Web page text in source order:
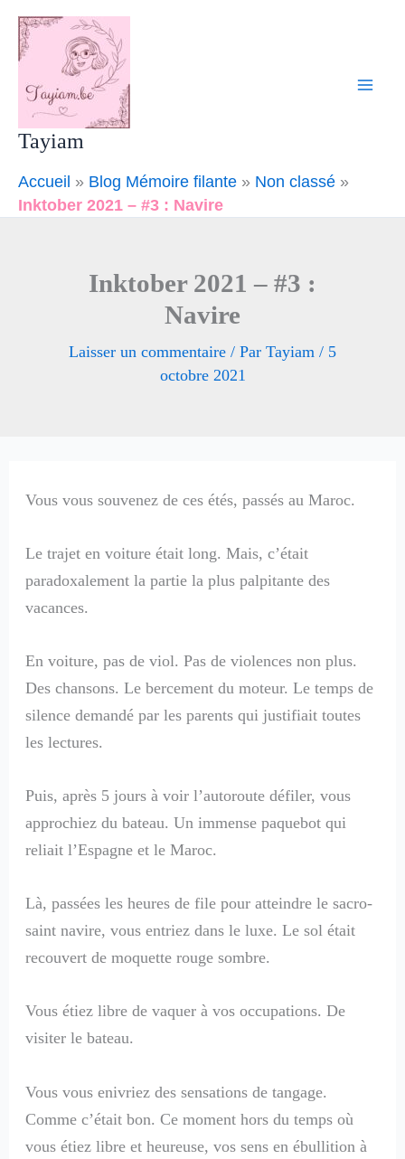
Aller
contenu
Tayiam
Accueil » Blog Mémoire filante » Non classé »
Inktober 2021 – #3 : Navire
Inktober 2021 – #3 :
Navire
Laisser un commentaire / Par Tayiam / 5
octobre 2021
Vous vous souvenez de ces étés, passés au Maroc.
Le trajet en voiture était long. Mais, c’était
paradoxalement la partie la plus palpitante des
vacances.
En voiture, pas de viol. Pas de violences non plus.
Des chansons. Le bercement du moteur. Le temps de
silence demandé par les parents qui justifiait toutes
les lectures.
Puis, après 5 jours à voir l’autoroute défiler, vous
approchiez du bateau. Un immense paquebot qui
reliait l’Espagne et le Maroc.
Là, passées les heures de file pour atteindre le sacro-
saint navire, vous entriez dans le luxe. Le sol était
recouvert de moquette rouge sombre.
Vous étiez libre de vaquer à vos occupations. De
visiter le bateau.
Vous vous enivriez des sensations de tangage.
Comme c’était bon. Ce moment hors du temps où
vous étiez libre et heureuse, vos sens en ébullition à